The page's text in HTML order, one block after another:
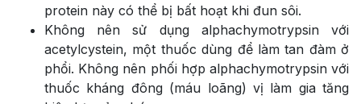
protein này có thể bị bất hoạt khi đun sôi.
Không nên sử dụng alphachymotrypsin với
acetylcystein, một thuốc dùng để làm tan đàm ở
phổi. Không nên phối hợp alphachymotrypsin với
thuốc kháng đông (máu loãng) vị làm gia tăng